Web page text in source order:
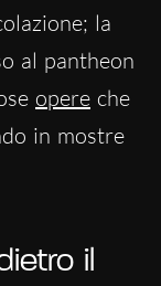
la
al pantheon
opere che
in mostre
il